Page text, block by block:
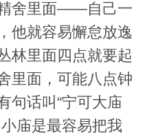
舍里面——自己一
他就容易懈怠放逸
里面四点就要起
里面，可能八点钟
句话叫“宁可大庙
庙是最容易把我